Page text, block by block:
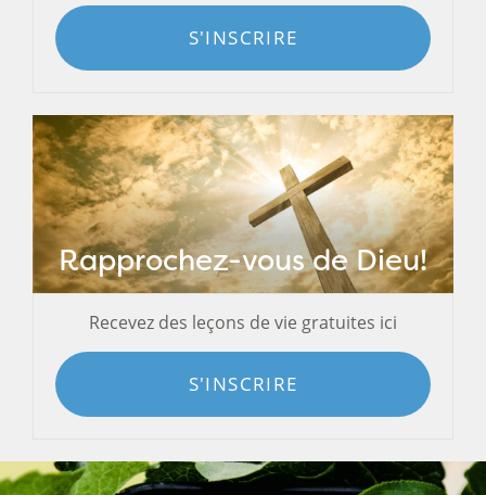
S'INSCRIRE
Rapprochez-vous de Dieu!
Recevez des leçons de vie gratuites ici
S'INSCRIRE